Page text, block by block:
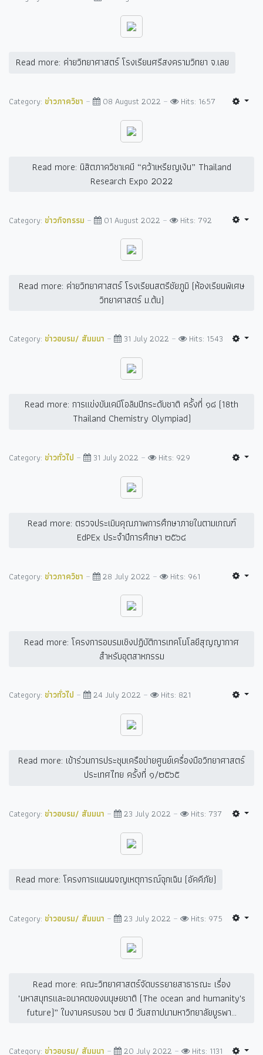
Read more: ค่ายวิทยาศาสตร์ โรงเรียนศรีสงครามวิทยา จ.เลย
Category: ข่าวภาควิชา 08 August 2022 Hits: 1657
Read more: นิสิตภาควิชาเคมี “คว้าเหรียญเงิน” Thailand
Research Expo 2022
Category: ข่าวกิจกรรม 01 August 2022 Hits: 792
Read more: ค่ายวิทยาศาสตร์ โรงเรียนสตรีชัยภูมิ (ห้องเรียนพิเศษ
วิทยาศาสตร์ ม.ต้น)
Category: ข่าวอบรม/ สัมมนา 31 July 2022 Hits: 1543
Read more: การแข่งขันเคมีโอลิมปิกระดับชาติ ครั้งที่ ๑๘ (18th
Thailand Chemistry Olympiad)
Category: ข่าวทั่วไป 31 July 2022 Hits: 929
Read more: ตรวจประเมินคุณภาพการศึกษาภายในตามเกณฑ์
EdPEx ประจำปีการศึกษา ๒๕๖๔
Category: ข่าวภาควิชา 28 July 2022 Hits: 961
Read more: โครงการอบรมเชิงปฏิบัติการเทคโนโลยีสุญญากาศ
สำหรับอุตสาหกรรม
Category: ข่าวทั่วไป 24 July 2022 Hits: 821
Read more: เข้าร่วมการประชุมเครือข่ายศูนย์เครื่องมือวิทยาศาสตร์
ประเทศไทย ครั้งที่ ๑/๒๕๖๕
Category: ข่าวอบรม/ สัมมนา 23 July 2022 Hits: 737
Read more: โครงการแผนผจญเหตุการณ์ฉุกเฉิน (อัคคีภัย)
Category: ข่าวอบรม/ สัมมนา 23 July 2022 Hits: 975
Read more: คณะวิทยาศาสตร์จัดบรรยายสาธารณะ เรื่อง
"มหาสมุทรและอนาคตของมนุษยชาติ (The ocean and humanity's
future)” ในงานครบรอบ ๖๗ ปี วันสถาปนามหาวิทยาลัยบูรพา...
Category: ข่าวอบรม/ สัมมนา 20 July 2022 Hits: 1131